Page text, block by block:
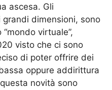
ascesa. Gli
dimensioni, sono
virtuale”,
visto che ci sono
di poter offrire dei
oppure addirittura
novità sono